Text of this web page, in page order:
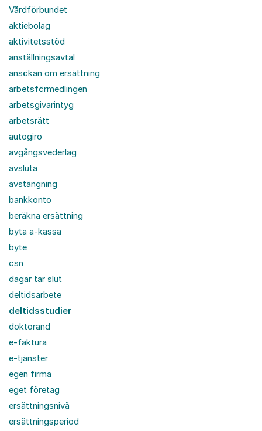
Vårdförbundet
aktiebolag
aktivitetsstöd
anställningsavtal
ansökan om ersättning
arbetsförmedlingen
arbetsgivarintyg
arbetsrätt
autogiro
avgångsvederlag
avsluta
avstängning
bankkonto
beräkna ersättning
byta a-kassa
byte
csn
dagar tar slut
deltidsarbete
deltidsstudier
doktorand
e-faktura
e-tjänster
egen firma
eget företag
ersättningsnivå
ersättningsperiod